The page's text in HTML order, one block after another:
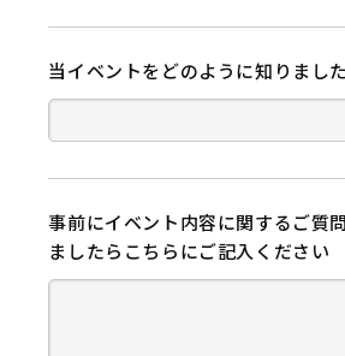
当イベントをどのように知りまし
事前にイベント内容に関するご質
ましたらこちらにご記入ください